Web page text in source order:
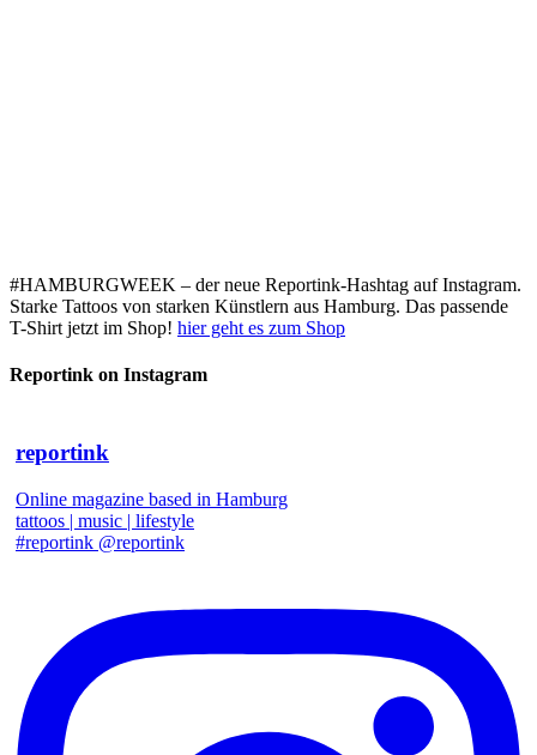
#HAMBURGWEEK – der neue Reportink-Hashtag auf Instagram.
Starke Tattoos von starken Künstlern aus Hamburg. Das passende
T-Shirt jetzt im Shop! hier geht es zum Shop
Reportink on Instagram
reportink
Online magazine based in Hamburg
tattoos | music | lifestyle
#reportink @reportink